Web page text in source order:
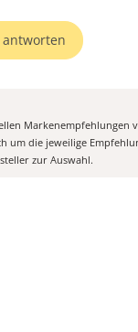
antworten
Markenempfehlungen
um die jeweilige
zur Auswahl.